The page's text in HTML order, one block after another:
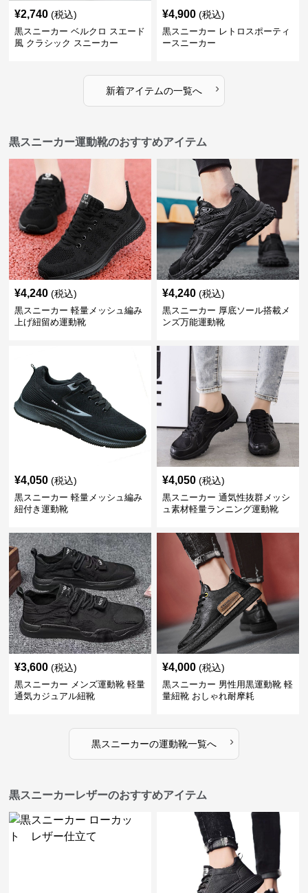
¥2,740 (税込)
黒スニーカー ベルクロ スエード
風 クラシック スニーカー
¥4,900 (税込)
黒スニーカー レトロスポーティ
ースニーカー
新着アイテムの一覧へ ›
黒スニーカー運動靴のおすすめアイテム
¥4,240 (税込)
黒スニーカー 軽量メッシュ編み
上げ紐留め運動靴
¥4,240 (税込)
黒スニーカー 厚底ソール搭載メ
ンズ万能運動靴
¥4,050 (税込)
黒スニーカー 軽量メッシュ編み
紐付き運動靴
¥4,050 (税込)
黒スニーカー 通気性抜群メッシ
ュ素材軽量ランニング運動靴
¥3,600 (税込)
黒スニーカー メンズ運動靴 軽量
通気カジュアル紐靴
¥4,000 (税込)
黒スニーカー 男性用黒運動靴 軽
量紐靴 おしゃれ耐摩耗
黒スニーカーの運動靴一覧へ ›
黒スニーカーレザーのおすすめアイテム